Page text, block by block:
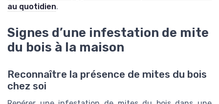
au quotidien.
Signes d’une infestation de mite
du bois à la maison
Reconnaître la présence de mites du bois
chez soi